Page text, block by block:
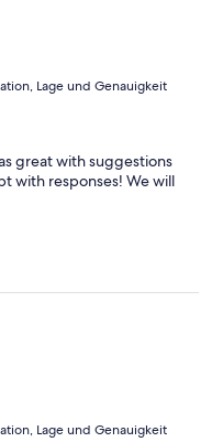
Lage und Genauigkeit
great with suggestions
with responses! We will
Lage und Genauigkeit